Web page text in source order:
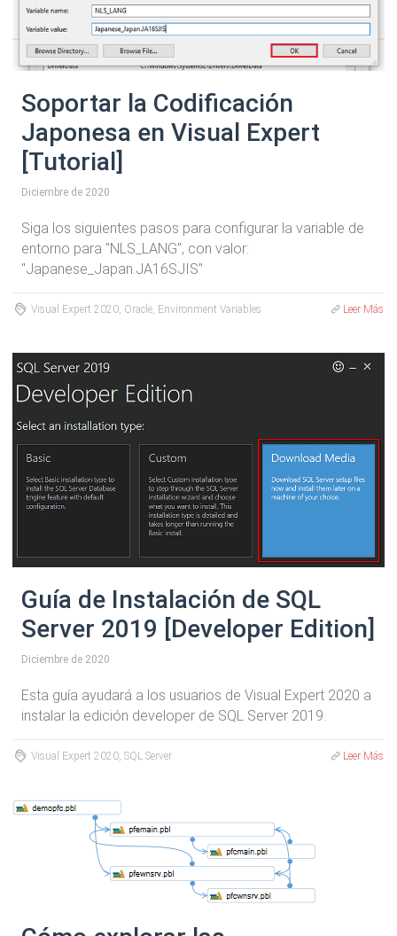
Soportar la Codificación
Japonesa en Visual Expert
[Tutorial]
Diciembre de 2020
Siga los siguientes pasos para configurar la variable de
entorno para "NLS_LANG", con valor:
"Japanese_Japan.JA16SJIS"
Visual Expert 2020, Oracle, Environment Variables Leer Más
Guía de Instalación de SQL
Server 2019 [Developer Edition]
Diciembre de 2020
Esta guía ayudará a los usuarios de Visual Expert 2020 a
instalar la edición developer de SQL Server 2019.
Visual Expert 2020, SQL Server Leer Más